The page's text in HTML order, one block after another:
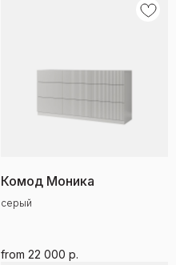
Комод Моника
серый
from 22 000 р.